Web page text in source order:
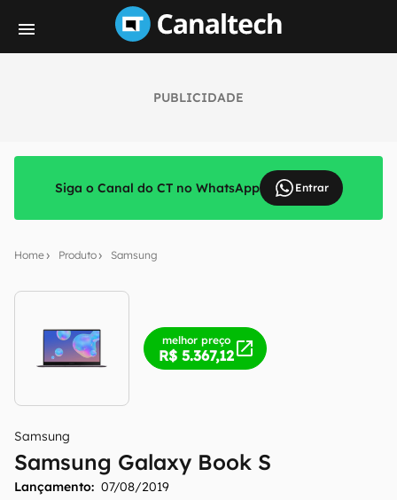
PUBLICIDADE
Siga o Canal do CT no WhatsApp Entrar
Home Produto Samsung
melhor preço
R$ 5.367,12
Samsung
Samsung Galaxy Book S
Lançamento: 07/08/2019